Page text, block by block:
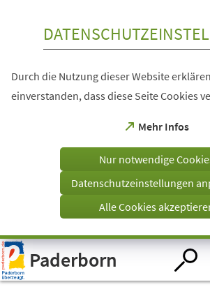
Visuelle
Assistenzsoftware
öffnen.
Durch die Nutzung dieser Website
einverstanden, dass diese Seite Cookies
Mehr Infos
(Öffnet
einem
Tab)
Nur notwendige
Datenschutzeinstellungen
Alle Cookies
Paderborn